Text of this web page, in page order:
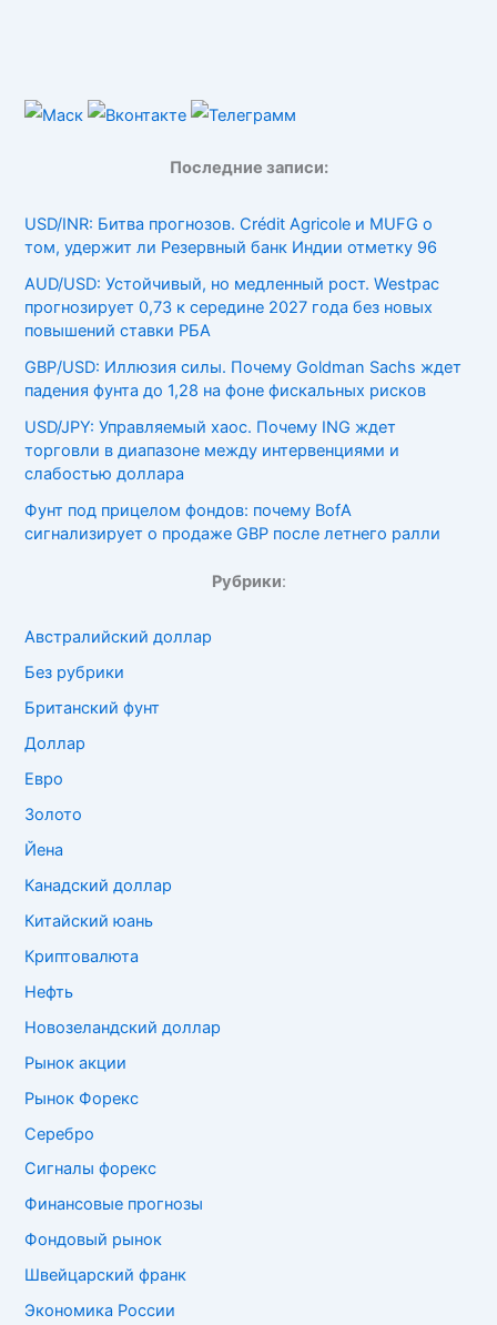
Последние записи:
USD/INR: Битва прогнозов. Crédit Agricole и MUFG о
том, удержит ли Резервный банк Индии отметку 96
AUD/USD: Устойчивый, но медленный рост. Westpac
прогнозирует 0,73 к середине 2027 года без новых
повышений ставки РБА
GBP/USD: Иллюзия силы. Почему Goldman Sachs ждет
падения фунта до 1,28 на фоне фискальных рисков
USD/JPY: Управляемый хаос. Почему ING ждет
торговли в диапазоне между интервенциями и
слабостью доллара
Фунт под прицелом фондов: почему BofA
сигнализирует о продаже GBP после летнего ралли
Рубрики:
Австралийский доллар
Без рубрики
Британский фунт
Доллар
Евро
Золото
Йена
Канадский доллар
Китайский юань
Криптовалюта
Нефть
Новозеландский доллар
Рынок акции
Рынок Форекс
Серебро
Сигналы форекс
Финансовые прогнозы
Фондовый рынок
Швейцарский франк
Экономика России